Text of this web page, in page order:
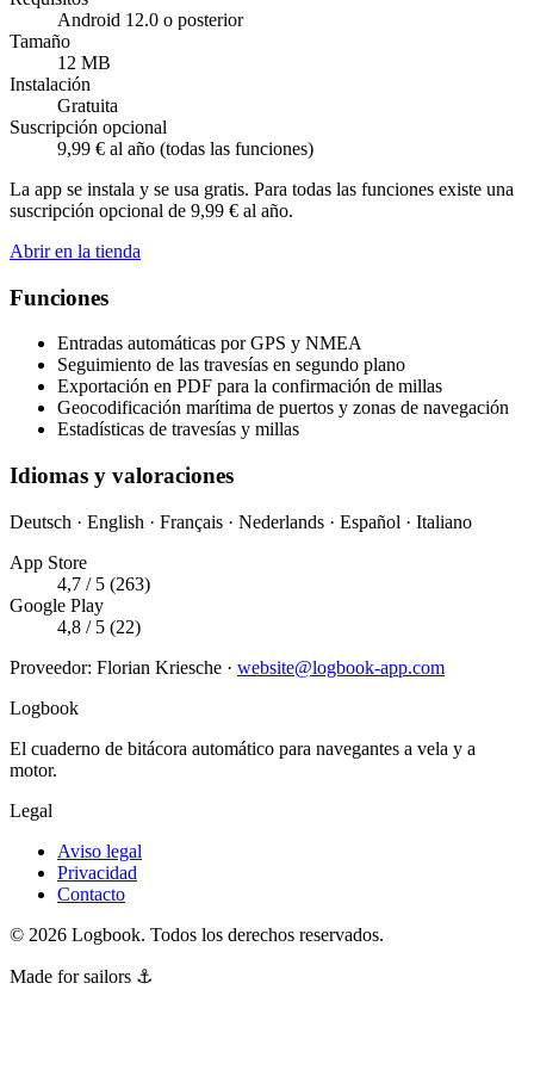
Android 12.0 o posterior
Tamaño
12 MB
Instalación
Gratuita
Suscripción opcional
9,99 € al año (todas las funciones)
La app se instala y se usa gratis. Para todas las funciones existe una
suscripción opcional de 9,99 € al año.
Abrir en la tienda
Funciones
Entradas automáticas por GPS y NMEA
Seguimiento de las travesías en segundo plano
Exportación en PDF para la confirmación de millas
Geocodificación marítima de puertos y zonas de navegación
Estadísticas de travesías y millas
Idiomas y valoraciones
Deutsch · English · Français · Nederlands · Español · Italiano
App Store
4,7 / 5 (263)
Google Play
4,8 / 5 (22)
Proveedor: Florian Kriesche · website@logbook-app.com
Logbook
El cuaderno de bitácora automático para navegantes a vela y a
motor.
Legal
Aviso legal
Privacidad
Contacto
© 2026 Logbook. Todos los derechos reservados.
Made for sailors ⚓